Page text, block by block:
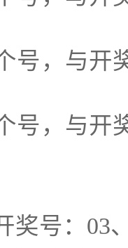
号，与
号，与
奖号：03